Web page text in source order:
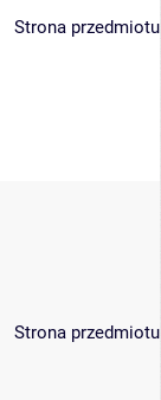
Strona przedmiotu
Strona przedmiotu